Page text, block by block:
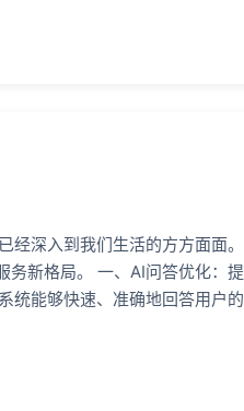
深入到我们生活的方方面面。
务新格局。 一、AI问答优化：提
统能够快速、准确地回答用户的